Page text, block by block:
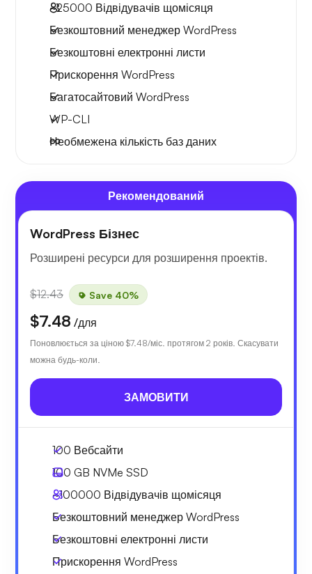
~25000 Відвідувачів щомісяця
Безкоштовний менеджер WordPress
Безкоштовні електронні листи
Прискорення WordPress
Багатосайтовий WordPress
WP-CLI
Необмежена кількість баз даних
Рекомендований
WordPress Бізнес
Розширені ресурси для розширення проектів.
$12.43 Save 40%
$7.48 /для
Поновлюється за ціною $7.48/міс. протягом 2 років. Скасувати
можна будь-коли.
ЗАМОВИТИ
100 Вебсайти
100 GB NVMe SSD
~100000 Відвідувачів щомісяця
Безкоштовний менеджер WordPress
Безкоштовні електронні листи
Прискорення WordPress